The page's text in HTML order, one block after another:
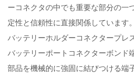
ーコネクタの中でも重要な部分の一
定性と信頼性に直接関係しています。
バッテリーホルダーコネクタープレ
バッテリーポートコネクターボンド
部品を機械的に強固に結びつける端